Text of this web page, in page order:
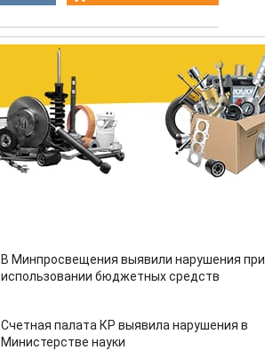
В Минпросвещения выявили нарушения при
использовании бюджетных средств
Счетная палата КР выявила нарушения в
Министерстве науки